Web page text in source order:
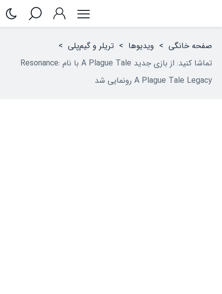
صفحه خانگی > ویدیوها > تریلر و گیم‌پلی >
تماشا کنید: از بازی جدید A Plague Tale با نام Resonance:
A Plague Tale Legacy رونمایی شد